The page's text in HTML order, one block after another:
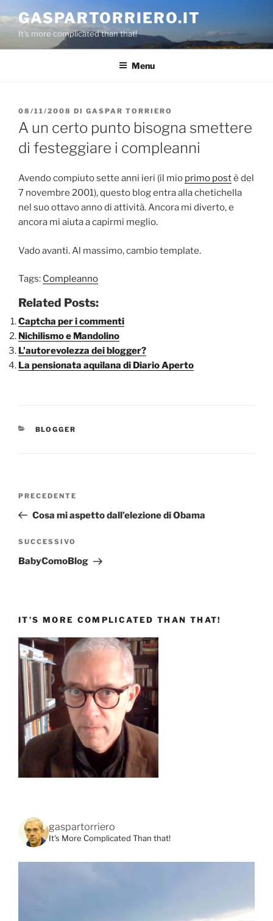
al
contenuto
GASPARTORRIERO.IT
It's more complicated than that!
Menu
PUBBLICATO
IL
08/11/2008 DI GASPAR TORRIERO
A un certo punto bisogna smettere
di festeggiare i compleanni
Avendo compiuto sette anni ieri (il mio primo postè del
7 novembre 2001), questo blog entra alla chetichella
nel suo ottavo anno di attività. Ancora mi diverto, e
ancora mi aiuta a capirmi meglio.
Vado avanti. Al massimo, cambio template.
Tags: Compleanno
Related Posts:
Captcha per i commenti
Nichilismo e Mandolino
L’autorevolezza dei blogger?
La pensionata aquilana di Diario Aperto
CATEGORIE
BLOGGER
Articolo
precedente:
PRECEDENTE
Cosa mi aspetto dall’elezione di Obama
Articolo
successivo
SUCCESSIVO
BabyComoBlog
IT’S MORE COMPLICATED THAN THAT!
gaspartorriero
It's More Complicated Than that!